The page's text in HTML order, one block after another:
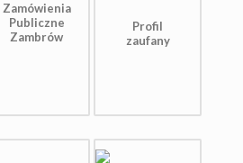
Zamówienia
Publiczne
Zambrów
Profil
zaufany